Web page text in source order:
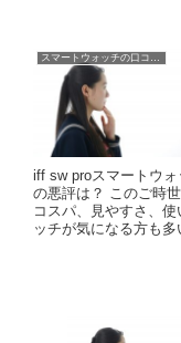
スマートウォッチの口コミに悪評は？
iff sw proスマートウ
の悪評は？ このご時
コスパ、見やすさ、
ッチが気になる方も多